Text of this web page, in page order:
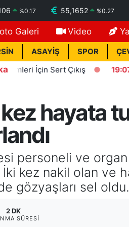
%0.17 55,1652 %0.27
Galeri Video
ASAYİŞ SPOR
İçin Sert Çıkış 19:07
hayata
personeli ve
kez nakil olan ve
gözyaşları sel oldu.
2 DK
SÜRESI